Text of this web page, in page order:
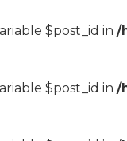
$post_id in/
$post_id in/